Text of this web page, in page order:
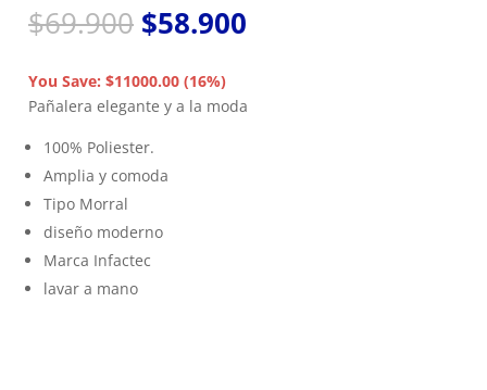
$69.900 El
precio
original
era:
$69.900.
$58.900
es:
$58.900.
You Save: $11000.00 (16%)
Pañalera elegante y a la moda
100% Poliester.
Amplia y comoda
Tipo Morral
diseño moderno
Marca Infactec
lavar a mano